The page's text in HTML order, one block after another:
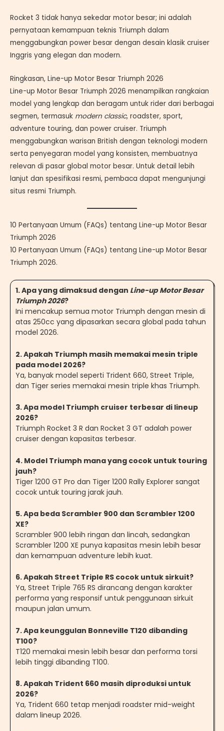
Rocket 3 tidak hanya sekedar motor besar; ini adalah
pernyataan kemampuan teknis Triumph dalam
menggabungkan power besar dengan desain klasik cruiser
Inggris yang elegan dan modern.
Ringkasan, Line-up Motor Besar Triumph 2026
Line-up Motor Besar Triumph 2026 menampilkan rangkaian
model yang lengkap dan beragam untuk rider dari berbagai
segmen, termasuk modern classic, roadster, sport,
adventure touring, dan power cruiser. Triumph
menggabungkan warisan British dengan teknologi modern
serta penyegaran model yang konsisten, membuatnya
relevan di pasar global motor besar. Untuk detail lebih
lanjut dan spesifikasi resmi, pembaca dapat mengunjungi
situs resmi Triumph.
10 Pertanyaan Umum (FAQs) tentang Line-up Motor Besar
Triumph 2026
10 Pertanyaan Umum (FAQs) tentang Line-up Motor Besar
Triumph 2026.
1. Apa yang dimaksud dengan Line-up Motor Besar
Triumph 2026?
Ini mencakup semua motor Triumph dengan mesin di
atas 250cc yang dipasarkan secara global pada tahun
model 2026.
2. Apakah Triumph masih memakai mesin triple
pada model 2026?
Ya, banyak model seperti Trident 660, Street Triple,
dan Tiger series memakai mesin triple khas Triumph.
3. Apa model Triumph cruiser terbesar di lineup
2026?
Triumph Rocket 3 R dan Rocket 3 GT adalah power
cruiser dengan kapasitas terbesar.
4. Model Triumph mana yang cocok untuk touring
jauh?
Tiger 1200 GT Pro dan Tiger 1200 Rally Explorer sangat
cocok untuk touring jarak jauh.
5. Apa beda Scrambler 900 dan Scrambler 1200
XE?
Scrambler 900 lebih ringan dan lincah, sedangkan
Scrambler 1200 XE punya kapasitas mesin lebih besar
dan kemampuan adventure lebih kuat.
6. Apakah Street Triple RS cocok untuk sirkuit?
Ya, Street Triple 765 RS dirancang dengan karakter
performa yang responsif untuk penggunaan sirkuit
maupun jalan umum.
7. Apa keunggulan Bonneville T120 dibanding
T100?
T120 memakai mesin lebih besar dan performa torsi
lebih tinggi dibanding T100.
8. Apakah Trident 660 masih diproduksi untuk
2026?
Ya, Trident 660 tetap menjadi roadster mid-weight
dalam lineup 2026.